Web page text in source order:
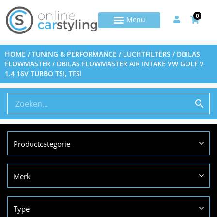
0
HOME /TUNING & PERFORMANCE / LUCHTFILTERS / DBILAS
FLOWMASTER / DBILAS FLOWMASTER AIR INTAKE VW GOLF V
1.4 16V TURBO TSI, TFSI
Productcategorie
Merk
Type